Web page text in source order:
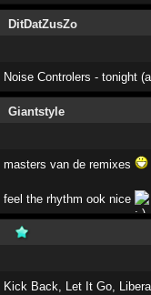
DitDatZusZo
Noise Controlers - tonight
Giantstyle
masters van de remixes
feel the rhythm ook nice
Kick Back, Let It Go,